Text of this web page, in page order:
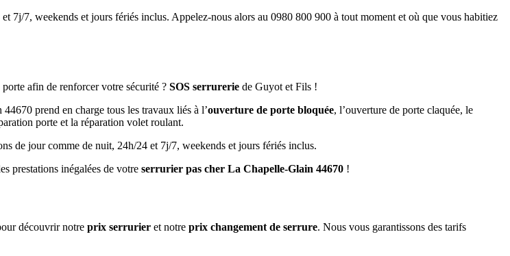
7j/7, weekends et jours fériés inclus. Appelez-nous alors au 0980 800 900 à tout moment et où que vous habitiez
afin de renforcer votre sécurité ? SOS serrurerie de Guyot et Fils !
prend en charge tous les travaux liés à l’ouverture de porte bloquée, l’ouverture de porte claquée, le
porte et la réparation volet roulant.
de jour comme de nuit, 24h/24 et 7j/7, weekends et jours fériés inclus.
prestations inégalées de votre serrurier pas cher La Chapelle-Glain 44670 !
découvrir notre prix serrurier et notre prix changement de serrure. Nous vous garantissons des tarifs